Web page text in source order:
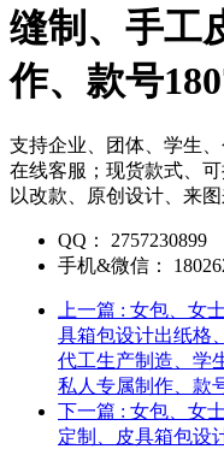
缝制、手工
作、款号
支持企业、团体、学生
在线客服；现货款式、
以改款、原创设计、来图
QQ：
2757230899
手机&微信：
上一篇 : 女包、女
具箱包设计出纸格
代工生产制造、学
私人专属制作、款
下一篇 : 女包、女
定制、皮具箱包设